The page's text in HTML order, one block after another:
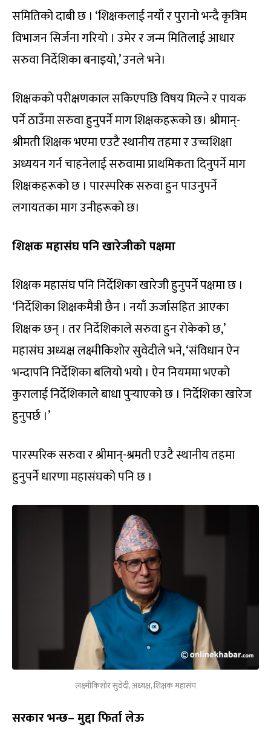
समितिको दाबी छ । ‘शिक्षकलाई नयाँ र पुरानो भन्दै कृत्रिम
विभाजन सिर्जना गरियो । उमेर र जन्म मितिलाई आधार
सरुवा निर्देशिका बनाइयो,’ उनले भने।
शिक्षकको परीक्षणकाल सकिएपछि विषय मिल्ने र पायक
पर्ने ठाउँमा सरुवा हुनुपर्ने माग शिक्षकहरूको छ। श्रीमान्-
श्रीमती शिक्षक भएमा एउटै स्थानीय तहमा र उच्चशिक्षा
अध्ययन गर्न चाहनेलाई सरुवामा प्राथमिकता दिनुपर्ने माग
शिक्षकहरूको छ । पारस्परिक सरुवा हुन पाउनुपर्ने
लगायतका माग उनीहरूको छ।
शिक्षक महासंघ पनि खारेजीको पक्षमा
शिक्षक महासंघ पनि निर्देशिका खारेजी हुनुपर्ने पक्षमा छ ।
‘निर्देशिका शिक्षकमैत्री छैन । नयाँ ऊर्जासहित आएका
शिक्षक छन् । तर निर्देशिकाले सरुवा हुन रोकेको छ,’
महासंघ अध्यक्ष लक्ष्मीकिशोर सुवेदीले भने, ‘संविधान ऐन
भन्दापनि निर्देशिका बलियो भयो । ऐन नियममा भएको
कुरालाई निर्देशिकाले बाधा पुर्‍याएको छ । निर्देशिका खारेज
हुनुपर्छ ।’
पारस्परिक सरुवा र श्रीमान्-श्रमती एउटै स्थानीय तहमा
हुनुपर्ने धारणा महासंघको पनि छ ।
लक्ष्मीकिशोर सुवेदी, अध्यक्ष, शिक्षक महासंघ
सरकार भन्छ– मुद्दा फिर्ता लेऊ